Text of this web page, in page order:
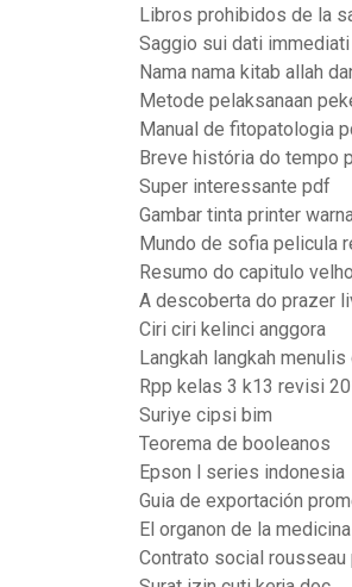
Libros prohibidos de la
Saggio sui dati
Nama nama kitab allah
Metode pelaksanaan
Manual de fitopatologia
Breve história do tempo
Super interessante pdf
Gambar tinta printer
Mundo de sofia pelicula
Resumo do capitulo
A descoberta do prazer
Ciri ciri kelinci anggora
Langkah langkah
Rpp kelas 3 k13 revisi
Suriye cipsi bim
Teorema de booleanos
Epson l series indonesia
Guia de exportación
El organon de la
Contrato social